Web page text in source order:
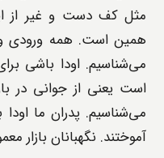
مثل کف دست و غیر از
همین است. همه ورودی
می‌شناسیم. اودا باشی
است یعنی از جوانی در
می‌شناسیم. پدران ما
آموختند. نگهبانان بازار